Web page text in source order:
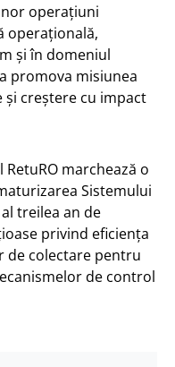
operațiuni
operațională,
și în domeniul
promova misiunea
și creștere cu impact
RetuRO marchează o
Sistemului
treilea an de
privind eficiența
de colectare pentru
de control